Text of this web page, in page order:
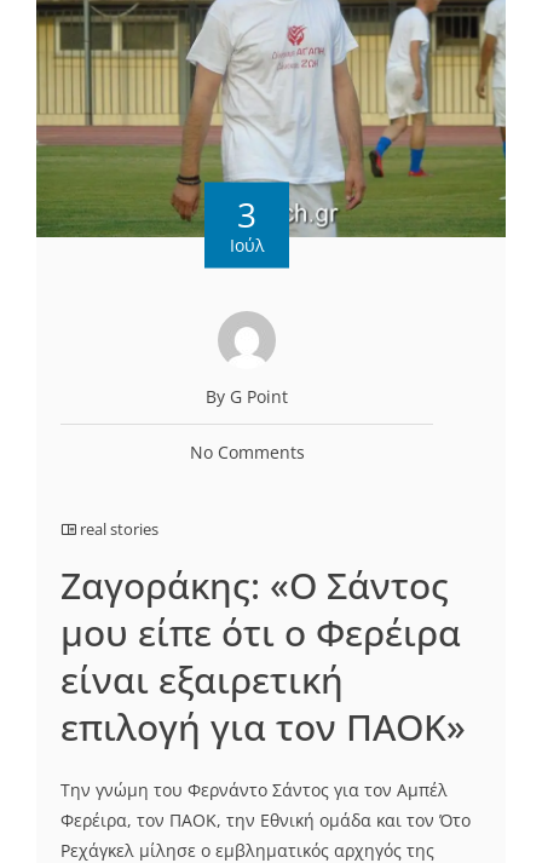
3
Ιούλ
By G Point
No Comments
real stories
Ζαγοράκης: «Ο Σάντος
μου είπε ότι ο Φερέιρα
είναι εξαιρετική
επιλογή για τον ΠΑΟΚ»
Την γνώμη του Φερνάντο Σάντος για τον Αμπέλ
Φερέιρα, τον ΠΑΟΚ, την Εθνική ομάδα και τον Ότο
Ρεχάγκελ μίλησε ο εμβληματικός αρχηγός της